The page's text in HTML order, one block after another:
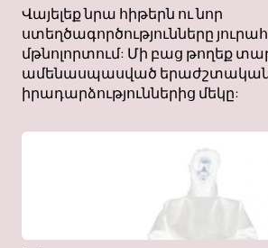
Վայելեք նրա հիթերն ու նոր
ստեղծագործությունները
մթնոլորտում: Մի բաց թողեք
ամենասպասված երաժշտական
իրադարձություններից մեկը: